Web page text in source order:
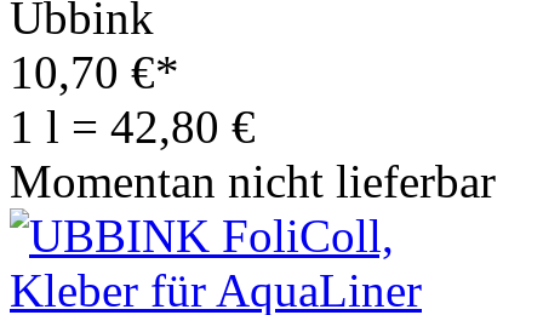
10,70 €*
1 l = 42,80 €
Momentan nicht lieferbar